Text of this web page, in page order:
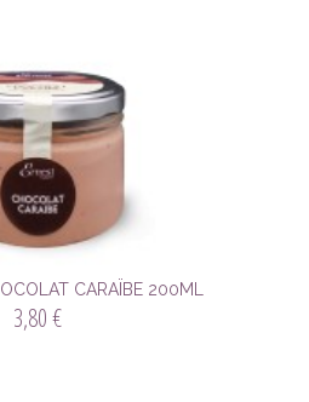
CARAÏBE 200ML
3,80 €